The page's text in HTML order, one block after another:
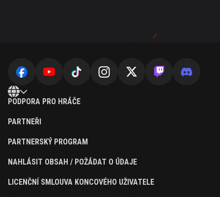
PODPORA PRO HRÁČE
PARTNEŘI
PARTNERSKÝ PROGRAM
NAHLÁSIT OBSAH / POŽÁDAT O ÚDAJE
LICENČNÍ SMLOUVA KONCOVÉHO UŽIVATELE